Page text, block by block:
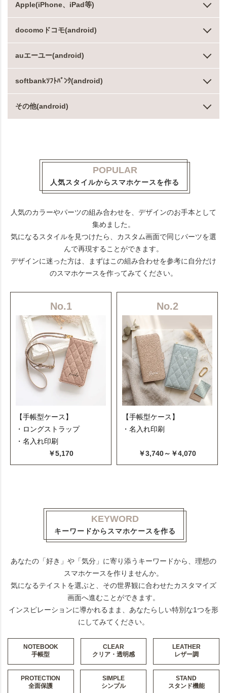
Apple(iPhone、iPad等)
docomoドコモ(android)
auエーユー(android)
softbankｿﾌﾄﾊﾞﾝｸ(android)
その他(android)
POPULAR
人気スタイルからスマホケースを作る
人気のカラーやパーツの組み合わせを、デザインのお手本として
集めました。
気になるスタイルを見つけたら、カスタム画面で同じパーツを選
んで再現することができます。
デザインに迷った方は、まずはこの組み合わせを参考に自分だけ
のスマホケースを作ってみてください。
No.1
【手帳型ケース】
・ロングストラップ
・名入れ印刷
￥5,170
No.2
【手帳型ケース】
・名入れ印刷
￥3,740～￥4,070
KEYWORD
キーワードからスマホケースを作る
あなたの「好き」や「気分」に寄り添うキーワードから、理想の
スマホケースを作りませんか。
気になるテイストを選ぶと、その世界観に合わせたカスタマイズ
画面へ進むことができます。
インスピレーションに導かれるまま、あなたらしい特別な1つを形
にしてみてください。
NOTEBOOK
手帳型
CLEAR
クリア・透明感
LEATHER
レザー調
PROTECTION
全面保護
SIMPLE
シンプル
STAND
スタンド機能